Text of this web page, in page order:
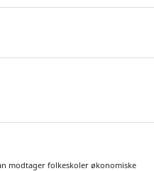
modtager folkeskoler økonomiske